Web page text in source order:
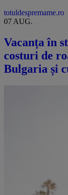
totuldespremame.ro
07 AUG.
Vacanța în
costuri de
Bulgaria și